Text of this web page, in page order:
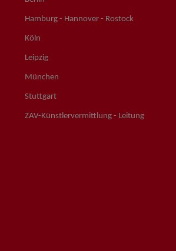
Hamburg - Hannover - Rostock
Köln
Leipzig
München
Stuttgart
ZAV-Künstlervermittlung - Leitung